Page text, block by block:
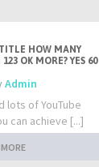
HOW MANY
123 OK MORE? YES 60
Admin
lots of YouTube
can achieve [...]